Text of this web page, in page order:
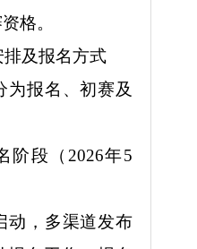
格。​
及报名方式
为报名、初赛及
阶段（2026年5
动，多渠道发布